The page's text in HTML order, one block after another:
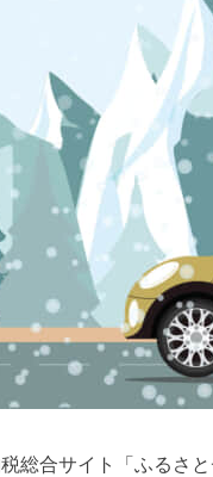
総合サイト「ふるさ